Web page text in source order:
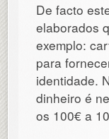
De facto
elaborados
exemplo:
para
identidade.
dinheiro é
os 100€ a